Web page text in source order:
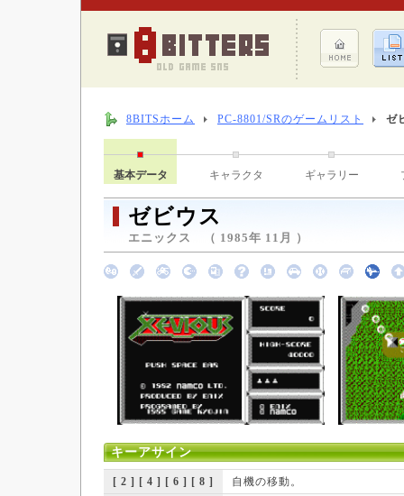
8BITSホーム PC-8801/SRのゲームリスト ゼ
基本データ キャラクタ ギャラリー
ゼビウス
エニックス （ 1985年 11月 ）
キーアサイン
[ 2 ] [ 4 ] [ 6 ] [ 8 ]
自機の移動。